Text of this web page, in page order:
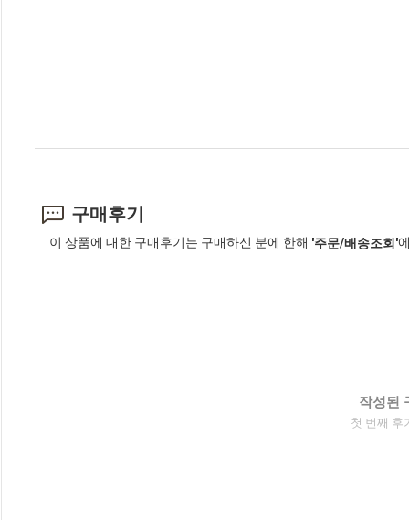
구매후기
이 상품에 대한 구매후기는 구매하신 분에 한해 '주문/배송조회'
작성된
첫 번째 후